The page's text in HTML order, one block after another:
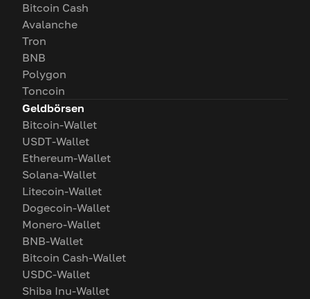
Bitcoin Cash
Avalanche
Tron
BNB
Polygon
Toncoin
Geldbörsen
Bitcoin-Wallet
USDT-Wallet
Ethereum-Wallet
Solana-Wallet
Litecoin-Wallet
Dogecoin-Wallet
Monero-Wallet
BNB-Wallet
Bitcoin Cash-Wallet
USDC-Wallet
Shiba Inu-Wallet